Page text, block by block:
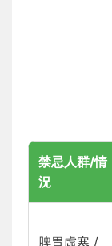
禁忌人群/情
況
脾胃虛寒 /